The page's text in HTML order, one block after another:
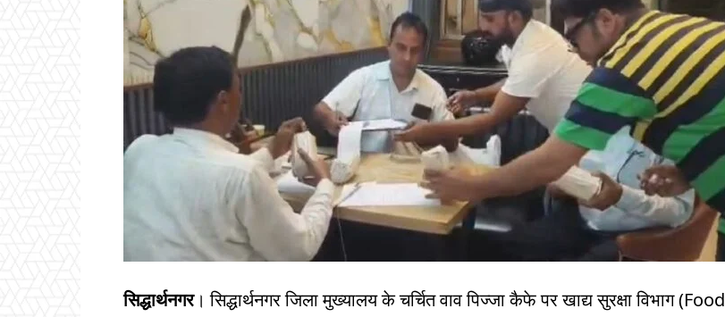
सिद्धार्थनगर। सिद्धार्थनगर जिला मुख्यालय के चर्चित वाव पिज्जा कैफे पर खाद्य सुरक्षा विभाग (Food